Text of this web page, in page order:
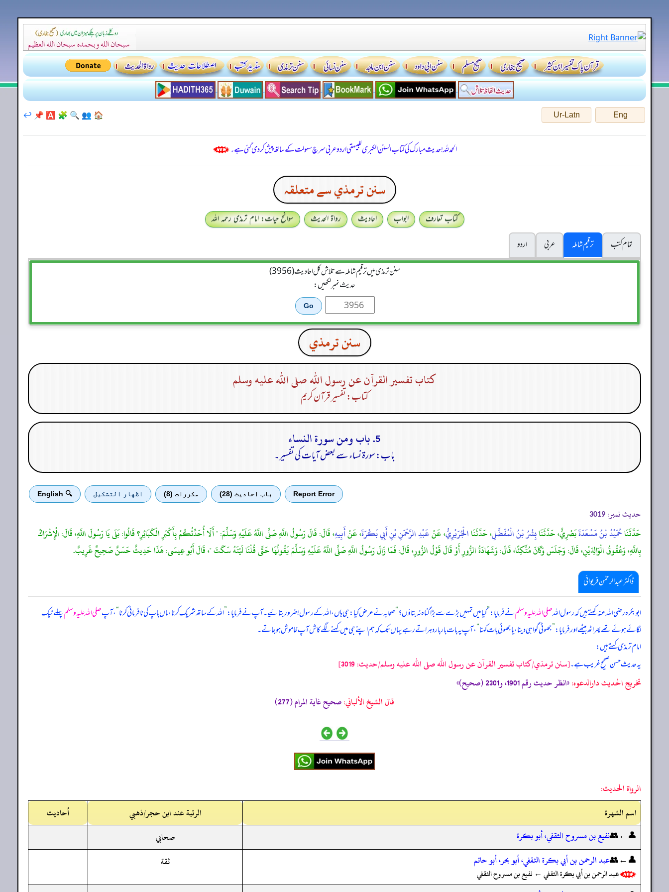
Eng
Ur-Latn
🏠
👥
🔍
🧩
🅰️
📌
↩️
الحمدللہ! حدیث مبارک کی کتاب السنن الكبرى للبيهقي اردو عربی سرچ سہولت کے ساتھ پیش کر دی گئی ہے۔
سنن ترمذي سے متعلقہ
کتاب تعارف ابواب احادیث رواۃ الحدیث
سوانح حیات: امام ترمذی رحمہ اللہ
تمام کتب
ترقیم شاملہ عربی
اردو
سنن ترمذی میں ترقیم شاملہ سے تلاش کل احادیث (3956)
حدیث نمبر لکھیں:
سنن ترمذي
كتاب تفسير القرآن عن رسول الله صلى الله عليه وسلم
کتاب: تفسیر قرآن کریم
5. باب ومن سورة النساء
باب: سورۃ نساء سے بعض آیات کی تفسیر۔
Report Error باب احادیث (28) مكررات (8) اظهار التشكيل 🔍 English
حدیث نمبر: 3019
حَدَّثَنَاحُمَيْدُ بْنُ مَسْعَدَةَبَصْرِيٌّ، حَدَّثَنَابِشْرُ بْنُ الْمُفَضَّلِ، حَدَّثَنَاالْجُرَيْرِيُّ، عَنْعَبْدِ الرَّحْمَنِ بْنِ أَبِي بَكْرَةَ، عَنْأَبِيهِ، قَالَ: قَالَ رَسُولُ اللَّهِ صَلَّى اللَّهُ عَلَيْهِ وَسَلَّمَ: " أَلَا أُحَدِّثُكُمْ بِأَكْبَرِ الْكَبَائِرِ؟ قَالُوا: بَلَى يَا رَسُولَ اللَّهِ، قَالَ: الْإِشْرَاكُ
بِاللَّهِ، وَعُقُوقُ الْوَالِدَيْنِ، قَالَ: وَجَلَسَ وَكَانَ مُتَّكِئًا، قَالَ: وَشَهَادَةُ الزُّورِ أَوْ قَالَ قَوْلُ الزُّورِ، قَالَ: فَمَا زَالَ رَسُولُ اللَّهِ صَلَّى اللَّهُ عَلَيْهِ وَسَلَّمَ يَقُولُهَا حَتَّى قُلْنَا لَيْتَهُ سَكَتَ "، قَالَ أَبُو عِيسَى: هَذَا حَدِيثٌ حَسَنٌ صَحِيحٌ غَرِيبٌ.
ڈاکٹر عبدالرحمٰن فریوائی
ابوبکرہ رضی الله عنہ کہتے ہیں کہرسول اللہصلی اللہ علیہ وسلمنے فرمایا:”کیا میں تمہیں بڑے سے بڑا گناہ نہ بتاؤں؟“صحابہ نے عرض کیا: جی ہاں، اللہ کے رسول! ضرور بتائیے۔ آپ نے فرمایا:”اللہ کے ساتھ شریک کرنا، ماں باپ کی نافرمانی کرنا“، آپصلی اللہ علیہ وسلمپہلے ٹیک
لگائے ہوئے تھے پھر اٹھ بیٹھے اور فرمایا:”جھوٹی گواہی دینا، یا جھوٹی بات کہنا“، آپ یہ بات باربار دہراتے رہے یہاں تک کہ ہم اپنے جی میں کہنے لگے کاش آپ خاموش ہو جاتے۔
امام ترمذی کہتے ہیں:
یہ حدیث حسن صحیح غریب ہے۔[سنن ترمذي/كتاب تفسير القرآن عن رسول الله صلى الله عليه وسلم/حدیث: 3019]
تخریج الحدیث دارالدعوہ:«انظر حدیث رقم 1901، و2301 (صحیح)»
قال الشيخ الألباني:صحيح غاية المرام (277)
الرواة الحديث:
اسم الشهرة
الرتبة عند ابن حجر/ذهبي
أحاديث
👤←👥نفيع بن مسروح الثقفي، أبو بكرة
صحابي
👤←👥عبد الرحمن بن أبي بكرة الثقفي، أبو بحر، أبو حاتم
عبد الرحمن بن أبي بكرة الثقفي ← نفيع بن مسروح الثقفي
ثقة